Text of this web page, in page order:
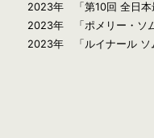
2023年 「第10回 全日本
2023年 「ポメリー・ソ
2023年 「ルイナール ソ